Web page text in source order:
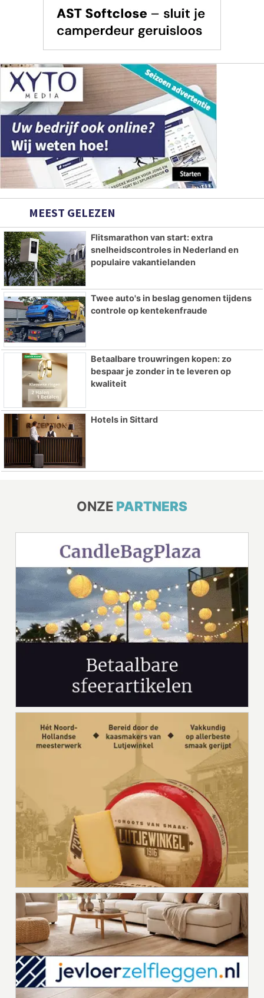
MEEST GELEZEN
Flitsmarathon van start: extra
snelheidscontroles in Nederland en
populaire vakantielanden
Twee auto's in beslag genomen tijdens
controle op kentekenfraude
Betaalbare trouwringen kopen: zo
bespaar je zonder in te leveren op
kwaliteit
Hotels in Sittard
ONZE PARTNERS